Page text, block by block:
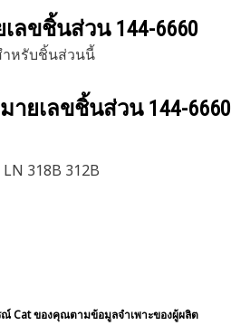
เลขชิ้นส่วน 144-6660
ำหรับชิ้นส่วนนี้
ายเลขชิ้นส่วน 144-6660
318B 312B
Cat ของคุณตามข้อมูลจำเพาะของผู้ผลิต